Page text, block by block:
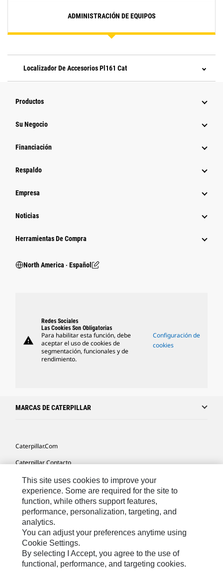
ADMINISTRACIÓN DE EQUIPOS
Localizador De Accesorios Pl161 Cat
Productos
Su Negocio
Financiación
Respaldo
Empresa
Noticias
Herramientas De Compra
North America ‧ Español
warning
Redes Sociales
Las Cookies Son Obligatorias
Para habilitar esta función, debe
aceptar el uso de cookies de
segmentación, funcionales y de
rendimiento.
Configuración de
cookies
MARCAS DE CATERPILLAR
Caterpillar.com
Caterpillar Contacto
Mis Preferencias De Marketing
Site Map
Cookie Settings
Legal
Privacy
This site uses cookies to improve your
experience. Some are required for the site to
function, while others support features,
performance, personalization, targeting, and
analytics.
You can adjust your preferences anytime using
Cookie Settings.
By selecting I Accept, you agree to the use of
functional, performance, and targeting cookies.